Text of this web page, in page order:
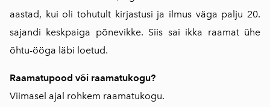
aastad, kui oli tohutult kirjastusi ja ilmus väga palju 20.
sajandi keskpaiga põnevikke. Siis sai ikka raamat ühe
õhtu-ööga läbi loetud.
Raamatupood või raamatukogu?
Viimasel ajal rohkem raamatukogu.